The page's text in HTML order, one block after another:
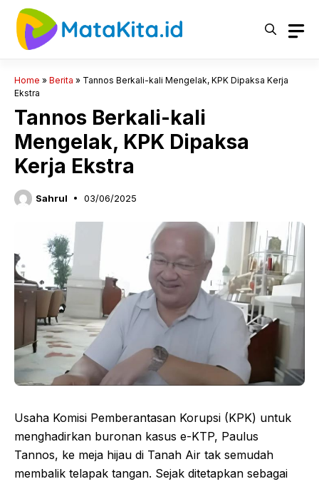
Langsung
Home » Berita » Tannos Berkali-kali Mengelak, KPK Dipaksa Kerja
Ekstra
Tannos Berkali-kali
Mengelak, KPK Dipaksa
Kerja Ekstra
Sahrul 03/06/2025
Usaha Komisi Pemberantasan Korupsi (KPK) untuk
menghadirkan buronan kasus e-KTP, Paulus
Tannos, ke meja hijau di Tanah Air tak semudah
membalik telapak tangan. Sejak ditetapkan sebagai